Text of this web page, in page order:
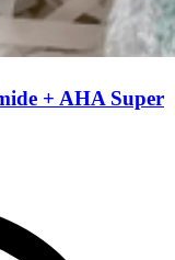
+ AHA Super